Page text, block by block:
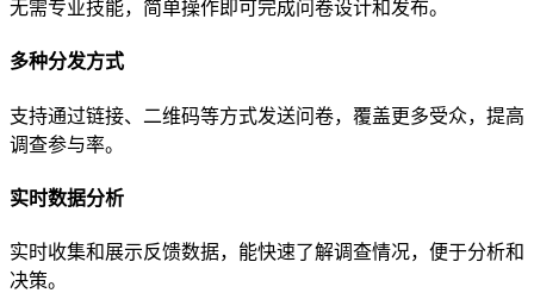
无需专业技能，简单操作即可完成问卷设计和发布。
多种分发方式
支持通过链接、二维码等方式发送问卷，覆盖更多受众，提高
调查参与率。
实时数据分析
实时收集和展示反馈数据，能快速了解调查情况，便于分析和
决策。